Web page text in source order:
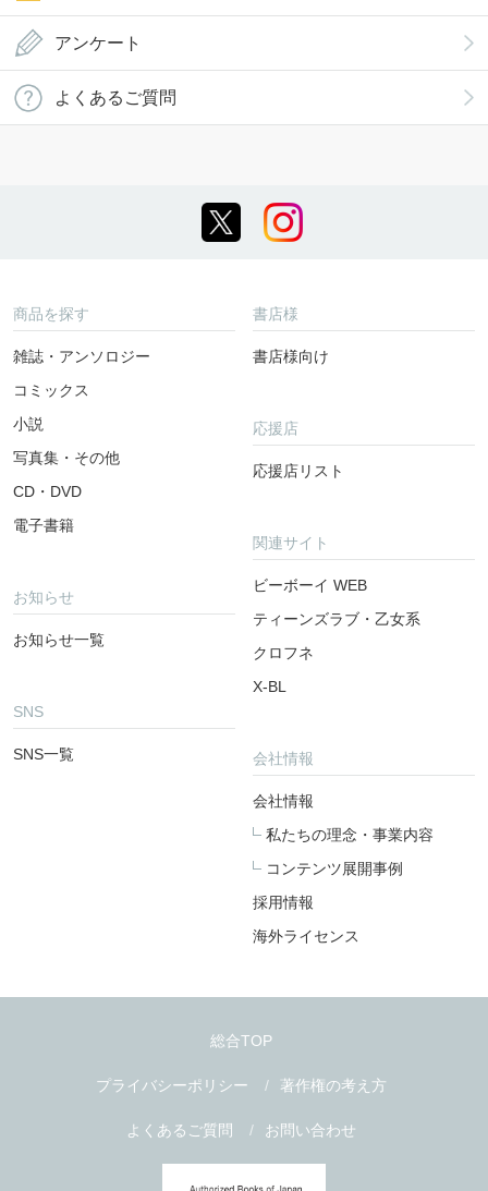
アンケート
よくあるご質問
商品を探す
雑誌・アンソロジー
コミックス
小説
写真集・その他
CD・DVD
電子書籍
お知らせ
お知らせ一覧
SNS
SNS一覧
書店様
書店様向け
応援店
応援店リスト
関連サイト
ビーボーイ WEB
ティーンズラブ・乙女系
クロフネ
X-BL
会社情報
会社情報
私たちの理念・事業内容
コンテンツ展開事例
採用情報
海外ライセンス
総合TOP
プライバシーポリシー 著作権の考え方
よくあるご質問 お問い合わせ